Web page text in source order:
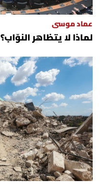
عماد موسى
لماذا لا يتظاهر النوّاب؟